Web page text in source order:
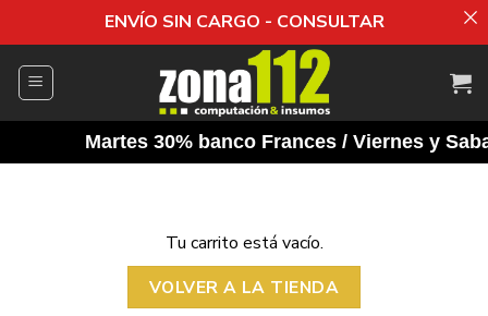
ENVÍO SIN CARGO - CONSULTAR
Martes 30% banco Frances / Viernes y
Tu carrito está vacío.
VOLVER A LA TIENDA